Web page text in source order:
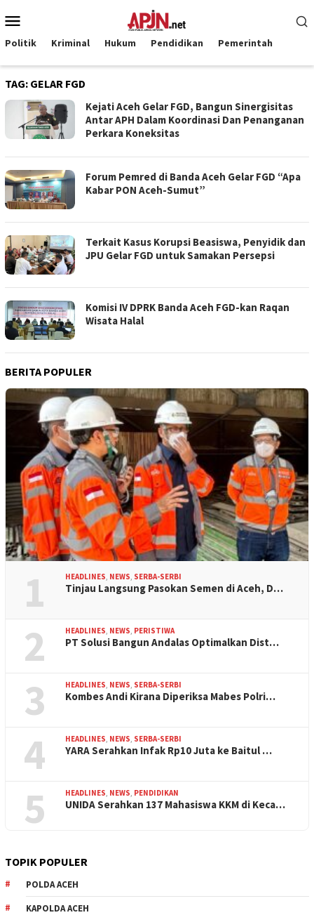
ke
kontenMobile
Politik Kriminal Hukum Pendidikan Pemerintah
TAG: GELAR FGD
Kejati Aceh Gelar FGD, Bangun Sinergisitas
Antar APH Dalam Koordinasi Dan Penanganan
Perkara Koneksitas
Forum Pemred di Banda Aceh Gelar FGD “Apa
Kabar PON Aceh-Sumut”
Terkait Kasus Korupsi Beasiswa, Penyidik dan
JPU Gelar FGD untuk Samakan Persepsi
Komisi IV DPRK Banda Aceh FGD-kan Raqan
Wisata Halal
BERITA POPULER
1 HEADLINES, NEWS, SERBA-SERBI
Tinjau Langsung Pasokan Semen di Aceh, D…
2 HEADLINES, NEWS, PERISTIWA
PT Solusi Bangun Andalas Optimalkan Dist…
3 HEADLINES, NEWS, SERBA-SERBI
Kombes Andi Kirana Diperiksa Mabes Polri…
4 HEADLINES, NEWS, SERBA-SERBI
YARA Serahkan Infak Rp10 Juta ke Baitul …
5 HEADLINES, NEWS, PENDIDIKAN
UNIDA Serahkan 137 Mahasiswa KKM di Keca…
TOPIK POPULER
POLDA ACEH
KAPOLDA ACEH